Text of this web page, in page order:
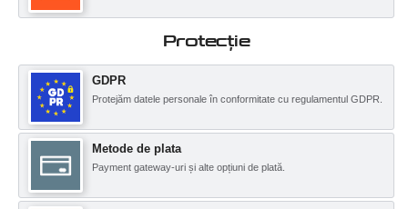
Protecţie
GDPR
Protejăm datele personale în conformitate cu regulamentul GDPR.
Metode de plata
Payment gateway-uri și alte opțiuni de plată.